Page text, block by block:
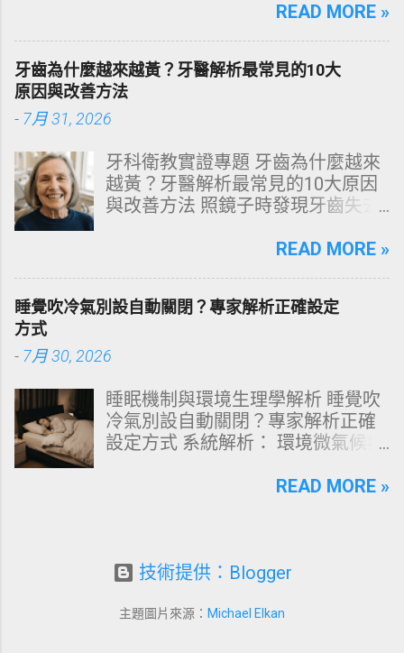
構化思維，拆解頭皮清潔的物理與
康髮質。 💡 理性思維考題：你是否
天天洗頭，頭皮卻依然半天就出
油、發癢，甚至掉髮嚴重？ 絕大多
數人的頭皮問題，並不是洗髮精買
了」。當你蓮蓬頭剛淋濕頭髮，下
一秒就把濃縮洗髮精直接抹在頭皮
上時，你已經親手觸發了一連串破
過嚴密的邏輯分析，為你解構正確
快速導覽目錄 一、 盲點剖析：沖濕
立刻塗洗髮精，為何是毀髮災難？
Wash）」的物理學與生物學底層邏
「雙重洗髮黃金公式」 四、 全流程
對比：正確洗頭與錯誤習慣的系統
差異 五、 破除迷思：7 個被誤傳已
測：建構個人化高效護髮工作流
精、搓揉、沖水」這四個動作。然
度，洗頭是一場精密的 表面張力改
READ MORE »
牙齒為什麼越來越黃？牙醫解析最常見的10大
原因與改善方法
- 7月 31, 2026
牙科衛教實證專題 牙齒為什麼越來
越黃？牙醫解析最常見的10大原因
與改善方法 照鏡子時發現牙齒失去
文由專業牙科思維出發，深度剖析
源性染色成因，並提供精準有效的
改善與美白對策。 📋 文章快速導覽
琺瑯質與象牙質 二、 牙齒變黃的10
源性變色的自我檢視 四、 5大專業
牙醫美白療程評估與比較 五、 避坑
指南：破除3大網路美白偏方迷思
理策略 一、 牙齒顏色的生物學本
的透明或半透明組織組成的 琺瑯質
在琺瑯質內層的則是微黃色的 象牙
READ MORE »
睡覺吹冷氣別設自動關閉？專家解析正確設定
方式
- 7月 30, 2026
睡眠機制與環境生理學解析 睡覺吹
冷氣別設自動關閉？專家解析正確
設定方式 系統解析： 環境微氣候與
鐘 深夜三點突然醒來、渾身大汗，
的必然結果。 多數人為了節省電費
為 2 至 3 小時後自動關機。從大腦
READ MORE »
技術提供：Blogger
主題圖片來源： Michael Elkan